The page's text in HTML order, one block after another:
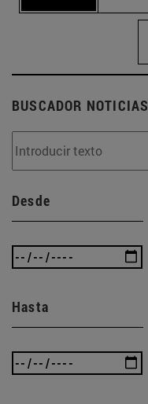
BUSCADOR NOTICIAS
Desde
Hasta